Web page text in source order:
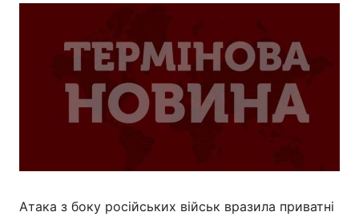
Атака з боку російських військ вразила приватні